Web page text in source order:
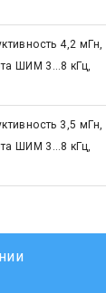
4,2 мГн,
ШИМ 3…8 кГц,
3,5 мГн,
ШИМ 3…8 кГц,